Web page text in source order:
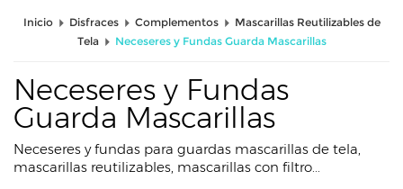
Inicio Disfraces Complementos
Mascarillas Reutilizables de
Tela
Neceseres y Fundas Guarda Mascarillas
Neceseres y Fundas
Guarda Mascarillas
Neceseres y fundas para guardas mascarillas de tela,
mascarillas reutilizables, mascarillas con filtro...